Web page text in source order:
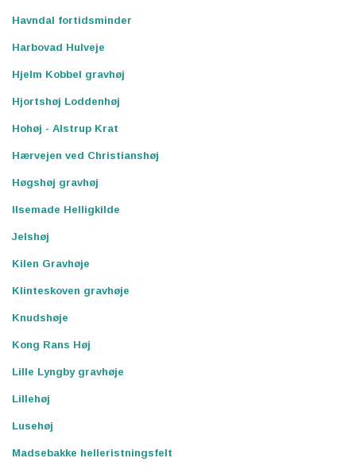
Havndal fortidsminder
Harbovad Hulveje
Hjelm Kobbel gravhøj
Hjortshøj Loddenhøj
Hohøj - Alstrup Krat
Hærvejen ved Christianshøj
Høgshøj gravhøj
Ilsemade Helligkilde
Jelshøj
Kilen Gravhøje
Klinteskoven gravhøje
Knudshøje
Kong Rans Høj
Lille Lyngby gravhøje
Lillehøj
Lusehøj
Madsebakke helleristningsfelt